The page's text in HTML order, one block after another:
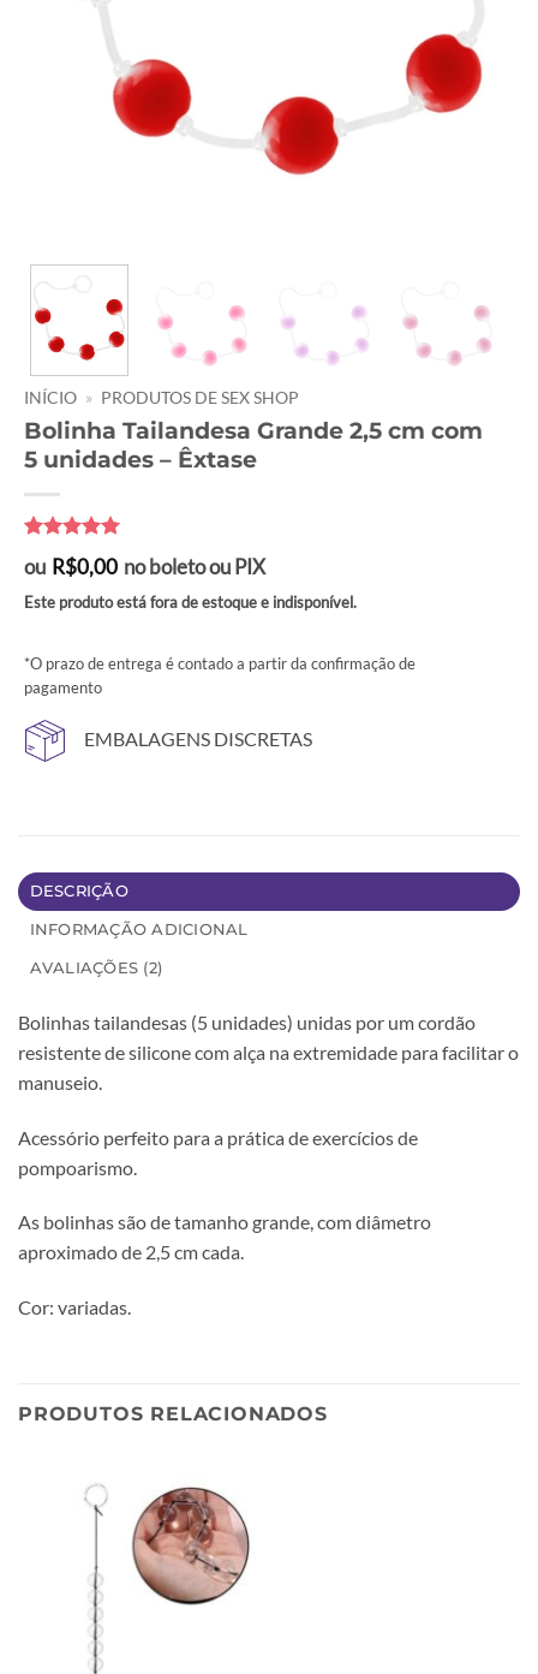
INÍCIO » PRODUTOS DE SEX SHOP
Bolinha Tailandesa Grande 2,5 cm com
5 unidades – Êxtase
Avaliado
como5de
5, com
baseado em
ou R$0,00 no boleto ou PIX
Este produto está fora de estoque e indisponível.
*O prazo de entrega é contado a partir da confirmação de
pagamento
EMBALAGENS DISCRETAS
DESCRIÇÃO
INFORMAÇÃO ADICIONAL
AVALIAÇÕES (2)
Bolinhas tailandesas (5 unidades) unidas por um cordão
resistente de silicone com alça na extremidade para facilitar o
manuseio.
Acessório perfeito para a prática de exercícios de
pompoarismo.
As bolinhas são de tamanho grande, com diâmetro
aproximado de 2,5 cm cada.
Cor: variadas.
PRODUTOS RELACIONADOS